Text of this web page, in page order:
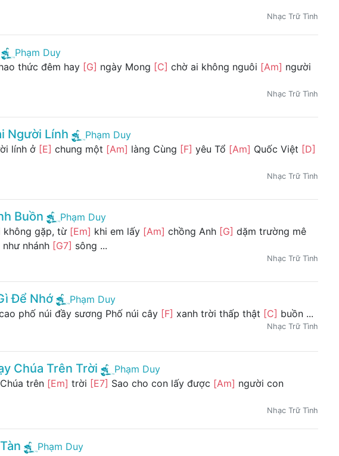
Nhạc Trữ Tình
Phạm Duy
thức đêm hay [G] ngày Mong [C] chờ ai không nguôi [Am] người
Nhạc Trữ Tình
Người Lính
Phạm Duy
lính ở [E] chung một [Am] làng Cùng [F] yêu Tổ [Am] Quốc Việt [D]
Nhạc Trữ Tình
Buồn
Phạm Duy
không gặp, từ [Em] khi em lấy [Am] chồng Anh [G] dặm trường mê
nhánh [G7] sông ...
Nhạc Trữ Tình
Để Nhớ
Phạm Duy
phố núi đầy sương Phố núi cây [F] xanh trời thấp thật [C] buồn ...
Nhạc Trữ Tình
Chúa Trên Trời
Phạm Duy
trên [Em] trời [E7] Sao cho con lấy được [Am] người con
Nhạc Trữ Tình
Phạm Duy